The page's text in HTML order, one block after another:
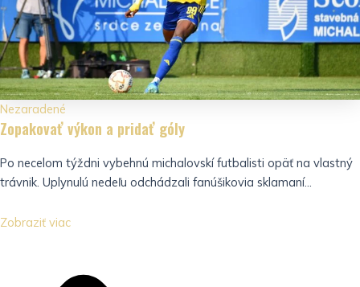
Nezaradené
Zopakovať výkon a pridať góly
Po necelom týždni vybehnú michalovskí futbalisti opäť na vlastný
trávnik. Uplynulú nedeľu odchádzali fanúšikovia sklamaní...
Zobraziť viac